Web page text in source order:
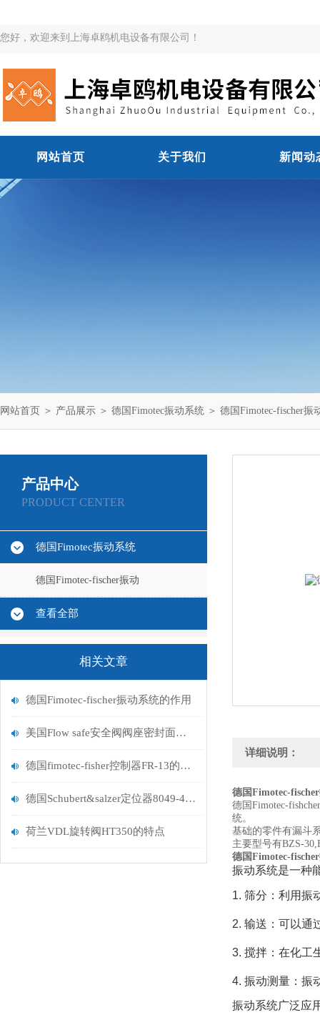
您好，欢迎来到上海卓鸥机电设备有限公司！
网站首页 关于我们 新闻动
网站首页 ＞ 产品展示 ＞ 德国Fimotec振动系统 ＞ 德国Fimotec-fischer振
产品中心
PRODUCT CENTER
德国Fimotec振动系统
德国Fimotec-fischer振动
查看全部
相关文章
德国Fimotec-fischer振动系统的作用
美国Flow safe安全阀阀座密封面失效分析
德国fimotec-fisher控制器FR-13的作用
德国Schubert&salzer定位器8049-4销售办
荷兰VDL旋转阀HT350的特点
详细说明：
德国Fimotec-
德国Fimotec-
统。
基础的零件有漏斗
主要型号有BZS-
德国Fimotec-
振动系统是一种
1. 筛分：利用振
2. 输送：可以通
3. 搅拌：在化工
4. 振动测量：振
振动系统广泛应